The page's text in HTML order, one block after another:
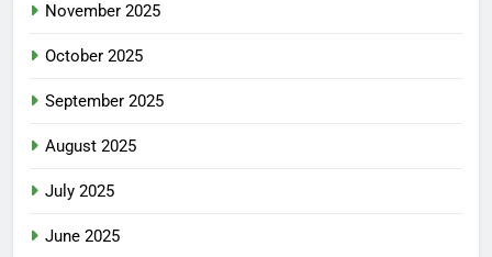
November 2025
October 2025
September 2025
August 2025
July 2025
June 2025